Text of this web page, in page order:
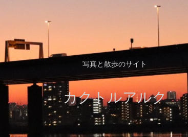
写真と散歩のサイト
カクトルアルク